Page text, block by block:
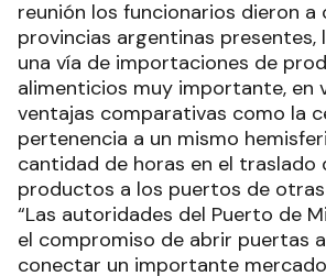
reunión los funcionarios dieron a
provincias argentinas presentes,
una vía de importaciones de
alimenticios muy importante, en
ventajas comparativas como la
pertenencia a un mismo
cantidad de horas en el traslado
productos a los puertos de
“Las autoridades del Puerto de
el compromiso de abrir puertas
conectar un importante